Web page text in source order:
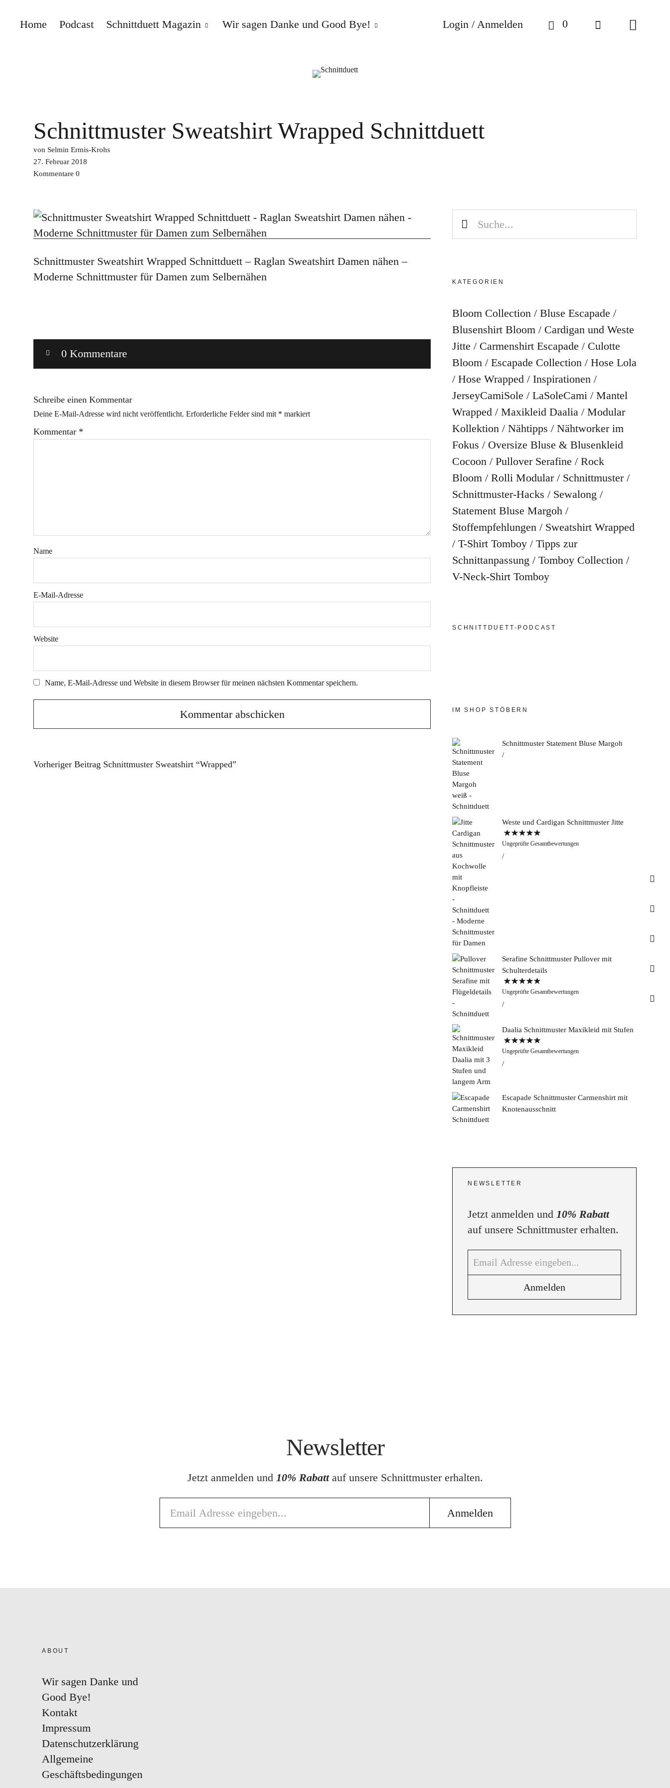
Home Podcast Schnittduett Magazin Wir sagen Danke und Good Bye! Login / Anmelden 0
&
Schnittmuster Sweatshirt Wrapped Schnittduett
von Selmin Ermis-Krohs
27. Februar 2018
Kommentare 0
Schnittmuster Sweatshirt Wrapped Schnittduett – Raglan Sweatshirt Damen nähen –
Moderne Schnittmuster für Damen zum Selbernähen
0 Kommentare
Schreibe einen Kommentar
Deine E-Mail-Adresse wird nicht veröffentlicht. Erforderliche Felder sind mit * markiert
Kommentar *
Name
E-Mail-Adresse
Website
Name, E-Mail-Adresse und Website in diesem Browser für meinen nächsten Kommentar speichern.
Vorheriger Beitrag Schnittmuster Sweatshirt “Wrapped”
KATEGORIEN
Bloom Collection
Bluse Escapade
Blusenshirt Bloom
Cardigan und Weste
Jitte
Carmenshirt Escapade
Culotte
Bloom
Escapade Collection
Hose Lola
Hose Wrapped
Inspirationen
JerseyCamiSole
LaSoleCami
Mantel
Wrapped
Maxikleid Daalia
Modular
Kollektion
Nähtipps
Nähtworker im
Fokus
Oversize Bluse & Blusenkleid
Cocoon
Pullover Serafine
Rock
Bloom
Rolli Modular
Schnittmuster
Schnittmuster-Hacks
Sewalong
Statement Bluse Margoh
Stoffempfehlungen
Sweatshirt Wrapped
T-Shirt Tomboy
Tipps zur
Schnittanpassung
Tomboy Collection
V-Neck-Shirt Tomboy
SCHNITTDUETT-PODCAST
IM SHOP STÖBERN
Schnittmuster Statement Bluse Margoh
Weste und Cardigan Schnittmuster Jitte
Bewertet mit
5.00von 5
Ungeprüfte Gesamtbewertungen
Serafine Schnittmuster Pullover mit
Schulterdetails
Bewertet mit
5.00von 5
Ungeprüfte Gesamtbewertungen
Daalia Schnittmuster Maxikleid mit Stufen
Bewertet mit
5.00von 5
Ungeprüfte Gesamtbewertungen
Escapade Schnittmuster Carmenshirt mit
Knotenausschnitt
NEWSLETTER
Jetzt anmelden und 10% Rabatt
auf unsere Schnittmuster erhalten.
Newsletter
Jetzt anmelden und 10% Rabattauf unsere Schnittmuster erhalten.
ABOUT
Wir sagen Danke und
Good Bye!
Kontakt
Impressum
Datenschutzerklärung
Allgemeine
Geschäftsbedingungen